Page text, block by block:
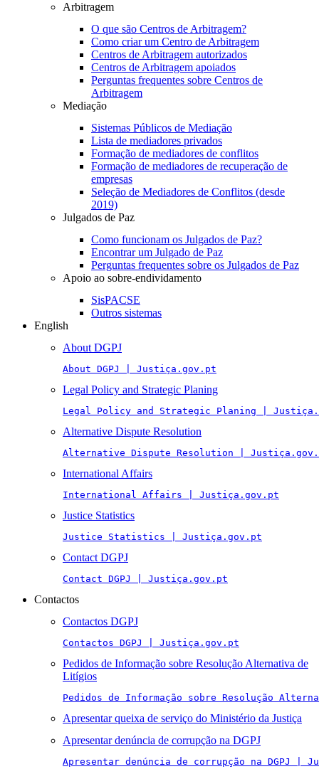
Arbitragem
O que são Centros de Arbitragem?
Como criar um Centro de Arbitragem
Centros de Arbitragem autorizados
Centros de Arbitragem apoiados
Perguntas frequentes sobre Centros de
Arbitragem
Mediação
Sistemas Públicos de Mediação
Lista de mediadores privados
Formação de mediadores de conflitos
Formação de mediadores de recuperação de
empresas
Seleção de Mediadores de Conflitos (desde
2019)
Julgados de Paz
Como funcionam os Julgados de Paz?
Encontrar um Julgado de Paz
Perguntas frequentes sobre os Julgados de Paz
Apoio ao sobre-endividamento
SisPACSE
Outros sistemas
English
About DGPJ
About DGPJ | Justiça.gov.pt
Legal Policy and Strategic Planing
Legal Policy and Strategic Planing |
Alternative Dispute Resolution
Alternative Dispute Resolution |
International Affairs
International Affairs | Justiça.gov.pt
Justice Statistics
Justice Statistics | Justiça.gov.pt
Contact DGPJ
Contact DGPJ | Justiça.gov.pt
Contactos
Contactos DGPJ
Contactos DGPJ | Justiça.gov.pt
Pedidos de Informação sobre Resolução Alternativa de
Litígios
Pedidos de Informação sobre Resolução
Apresentar queixa de serviço do Ministério da Justiça
Apresentar denúncia de corrupção na DGPJ
Apresentar denúncia de corrupção na DGPJ |